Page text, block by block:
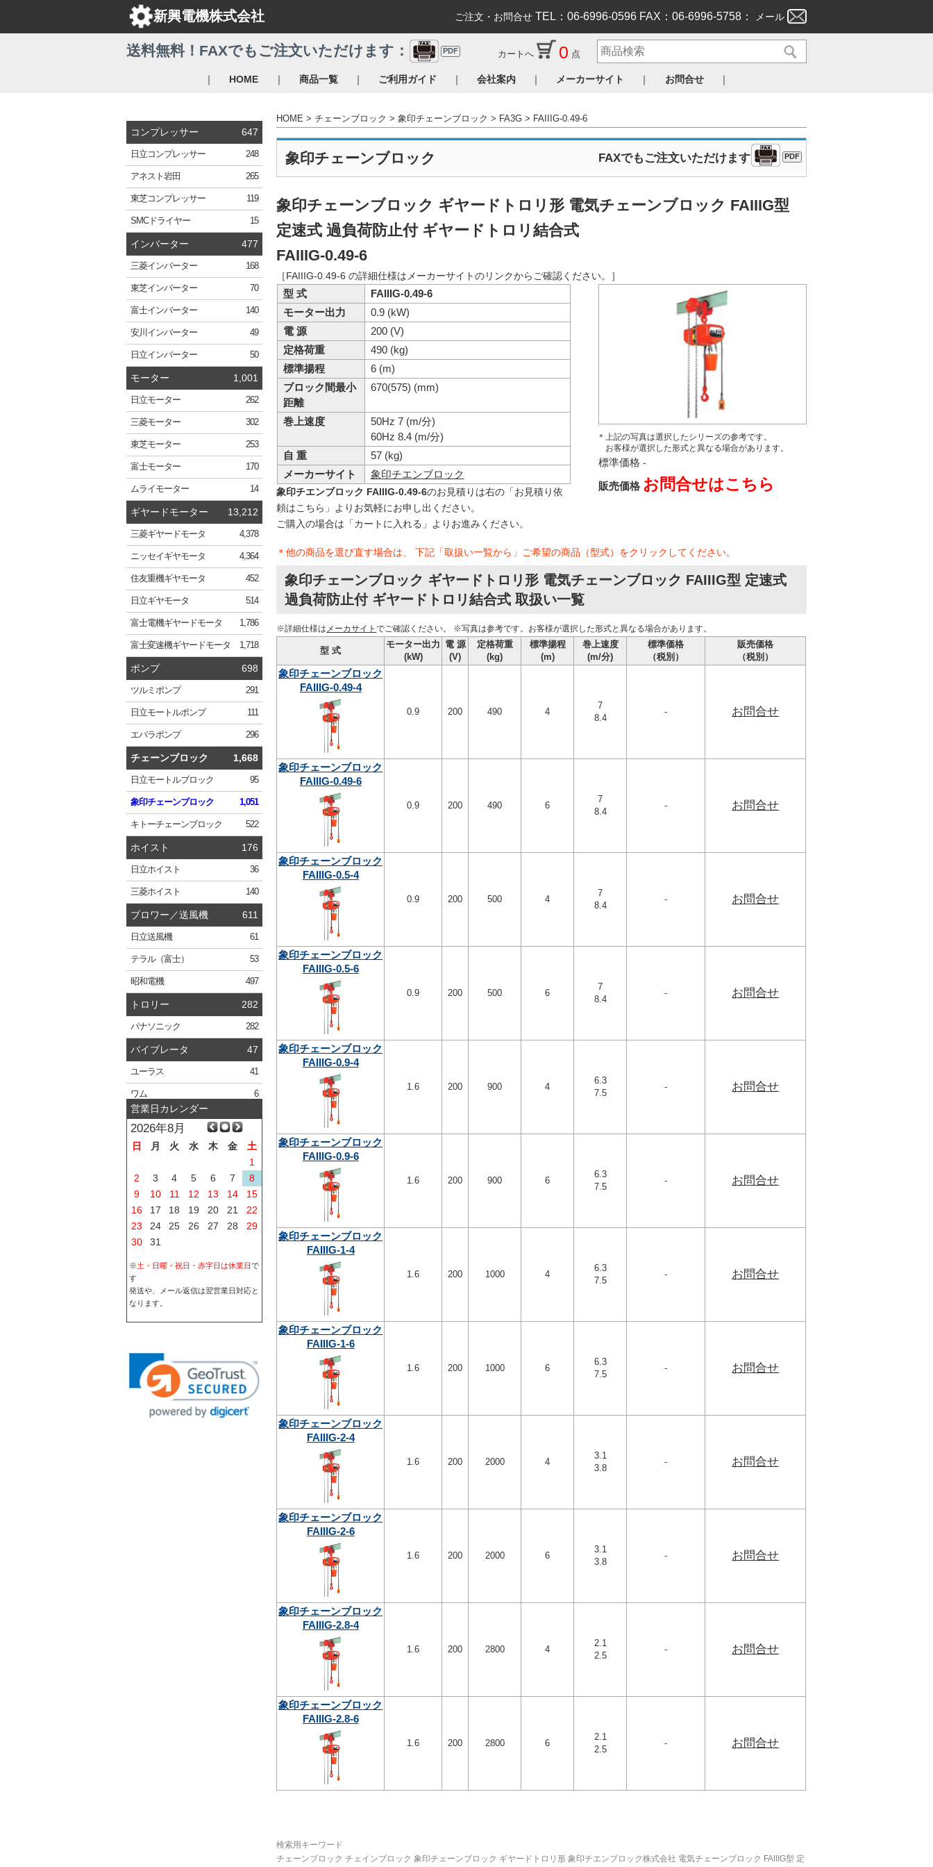
新興電機株式会社 ご注文・お問合せ TEL：06-6996-0596 FAX：06-6996-5758： メール
｜ HOME ｜ 商品一覧 ｜ ご利用ガイド ｜ 会社案内 ｜ メーカーサイト ｜ お問合せ ｜
コンプレッサー 647
日立コンプレッサー 248
アネスト岩田 265
東芝コンプレッサー 119
SMCドライヤー 15
インバーター 477
三菱インバーター 168
東芝インバーター 70
富士インバーター 140
安川 インバーター 49
日立インバーター 50
モーター 1,001
日立モーター 262
三菱モーター 302
東芝モーター 253
富士モーター 170
ムライモーター 14
ギヤードモーター 13,212
三菱ギヤードモータ 4,378
ニッセイギヤモータ 4,364
住友重機ギヤモータ 452
日立ギヤモータ 514
富士電機ギヤードモータ 1,786
富士変速機ギヤードモータ 1,718
ポンプ 698
ツルミ ポンプ 291
日立モートルポンプ 111
エバラポンプ 296
チェーンブロック 1,668
日立モートルブロック 95
象印チェーンブロック 1,051
キトーチェーンブロック 522
ホイスト 176
日立ホイスト 36
三菱ホイスト 140
ブロワー／送風機 611
日立送風機 61
テラル（富士） 53
昭和電機 497
トロリー 282
パナソニック 282
バイブレータ 47
ユーラス 41
ワム 6
営業日カレンダー
2026年8月
日 月 火 水 木 金
土
1
2
3 4 5 6 7
8
9
10 11 12 13 14
15
16
17 18 19 20 21
22
23
24 25 26 27 28
29
30
31
※土・日曜・祝日・赤字日は休業日で
す
発送や、メール返信は翌営業日対応と
なります。
送料無料！FAXでもご注文いただけます： PDF カートへ 0 点
HOME チェーンブロック 象印チェーンブロック FA3G FAIIIG-0.49-6
象印チェーンブロック FAXでもご注文いただけます PDF
象印チェーンブロック ギヤードトロリ形 電気チェーンブロック FAIIIG型
定速式 過負荷防止付 ギヤードトロリ結合式
FAIIIG-0.49-6
［FAIIIG-0.49-6 の詳細仕様はメーカーサイトのリンクからご確認ください。］
＊上記の写真は選択したシリーズの参考です。
お客様が選択した形式と異なる場合があります。
標準価格 -
販売価格 お問合せはこちら
型 式
FAIIIG-0.49-6
モーター出力
0.9 (kW)
電 源
200 (V)
定格荷重
490 (kg)
標準揚程
6 (m)
ブロック間最小
距離
670(575) (mm)
巻上速度
50Hz 7 (m/分)
60Hz 8.4 (m/分)
自 重
57 (kg)
メーカーサイト
象印チエンブロック
象印チエンブロック FAIIIG-0.49-6のお見積りは右の「お見積り依
頼はこちら」よりお気軽にお申し出ください。
ご購入の場合は「カートに入れる」よりお進みください。
＊他の商品を選び直す場合は、 下記「取扱い一覧から」ご希望の商品（型式）をクリックしてください。
象印チェーンブロック ギヤードトロリ形 電気チェーンブロック FAIIIG型 定速式
過負荷防止付 ギヤードトロリ結合式 取扱い一覧
※詳細仕様は メーカサイトでご確認ください。 ※写真は参考です。お客様が選択した形式と異なる場合があります。
型 式
モーター出力
(kW)
電 源
(V)
定格荷重
(kg)
標準揚程
(m)
巻上速度
(m/分)
標準価格
（税別）
販売価格
（税別）
象印チェーンブロック
FAIIIG-0.49-4
0.9 200 490 4
7
8.4
- お問合せ
象印チェーンブロック
FAIIIG-0.49-6
0.9 200 490 6
7
8.4
- お問合せ
象印チェーンブロック
FAIIIG-0.5-4
0.9 200 500 4
7
8.4
- お問合せ
象印チェーンブロック
FAIIIG-0.5-6
0.9 200 500 6
7
8.4
- お問合せ
象印チェーンブロック
FAIIIG-0.9-4
1.6 200 900 4
6.3
7.5
- お問合せ
象印チェーンブロック
FAIIIG-0.9-6
1.6 200 900 6
6.3
7.5
- お問合せ
象印チェーンブロック
FAIIIG-1-4
1.6 200 1000 4
6.3
7.5
- お問合せ
象印チェーンブロック
FAIIIG-1-6
1.6 200 1000 6
6.3
7.5
- お問合せ
象印チェーンブロック
FAIIIG-2-4
1.6 200 2000 4
3.1
3.8
- お問合せ
象印チェーンブロック
FAIIIG-2-6
1.6 200 2000 6
3.1
3.8
- お問合せ
象印チェーンブロック
FAIIIG-2.8-4
1.6 200 2800 4
2.1
2.5
- お問合せ
象印チェーンブロック
FAIIIG-2.8-6
1.6 200 2800 6
2.1
2.5
- お問合せ
検索用キーワード
チェーンブロック チェインブロック 象印チェーンブロック ギヤードトロリ形 象印チエンブロック株式会社 電気チェーンブロック FAIIIG型 定